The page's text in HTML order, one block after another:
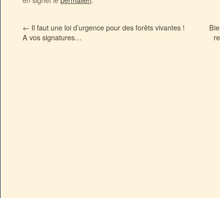
← Il faut une loi d’urgence pour des forêts vivantes !
A vos signatures…